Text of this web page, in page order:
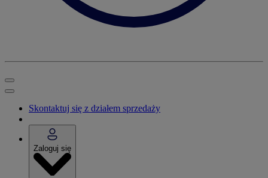
Skontaktuj się z działem sprzedaży
Zaloguj się